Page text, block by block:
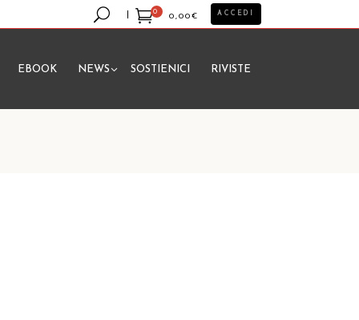
0
0,00€
prodotto nel carrello.
ACCEDI
EBOOK NEWS SOSTIENICI RIVISTE